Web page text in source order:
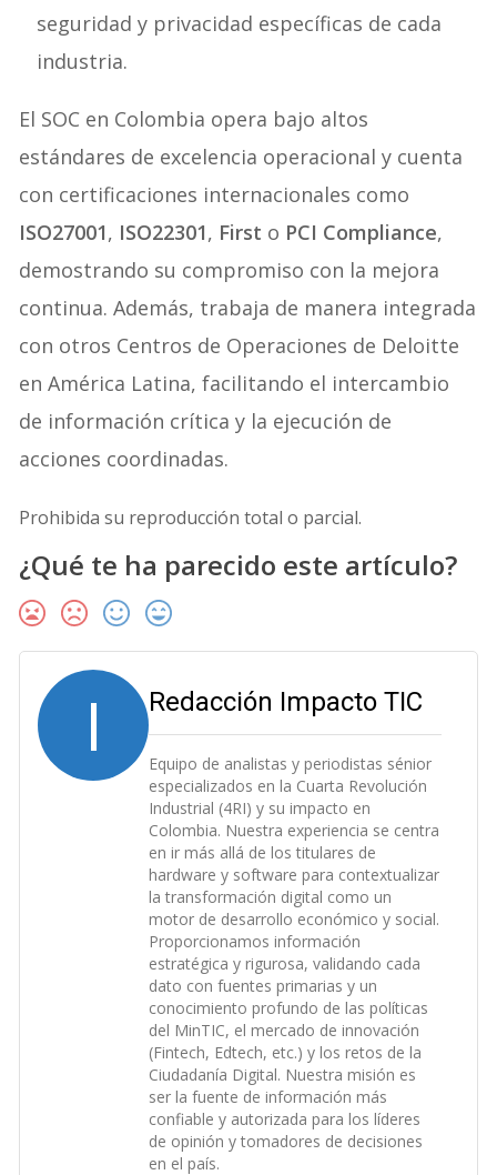
seguridad y privacidad específicas de cada
industria.
El SOC en Colombia opera bajo altos
estándares de excelencia operacional y cuenta
con certificaciones internacionales como
ISO27001, ISO22301, First o PCI Compliance,
demostrando su compromiso con la mejora
continua. Además, trabaja de manera integrada
con otros Centros de Operaciones de Deloitte
en América Latina, facilitando el intercambio
de información crítica y la ejecución de
acciones coordinadas.
Prohibida su reproducción total o parcial.
¿Qué te ha parecido este artículo?
I Redacción Impacto TIC
Equipo de analistas y periodistas sénior
especializados en la Cuarta Revolución
Industrial (4RI) y su impacto en
Colombia. Nuestra experiencia se centra
en ir más allá de los titulares de
hardware y software para contextualizar
la transformación digital como un
motor de desarrollo económico y social.
Proporcionamos información
estratégica y rigurosa, validando cada
dato con fuentes primarias y un
conocimiento profundo de las políticas
del MinTIC, el mercado de innovación
(Fintech, Edtech, etc.) y los retos de la
Ciudadanía Digital. Nuestra misión es
ser la fuente de información más
confiable y autorizada para los líderes
de opinión y tomadores de decisiones
en el país.